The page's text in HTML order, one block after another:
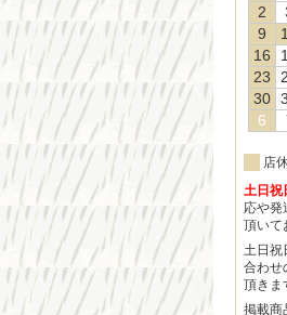
2
9
16
23
30
6
店
土日祝
応や発
頂いて
土日祝
合わせ
頂きま
掲載商